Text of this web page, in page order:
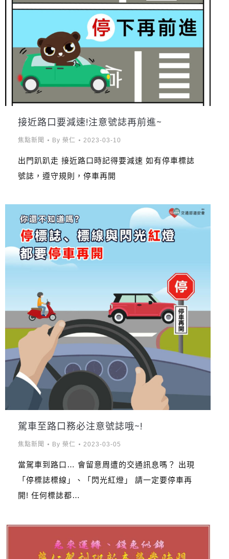
接近路口要減速!注意號誌再前進~
焦點新聞 By 榮仁 2023-03-10
出門趴趴走 接近路口時記得要減速 如有停車標誌
號誌，遵守規則，停車再開
駕車至路口務必注意號誌哦~!
焦點新聞 By 榮仁 2023-03-05
當駕車到路口… 會留意周遭的交通訊息嗎？ 出現
「停標誌標線」、「閃光紅燈」 請一定要停車再
開! 任何標誌都…